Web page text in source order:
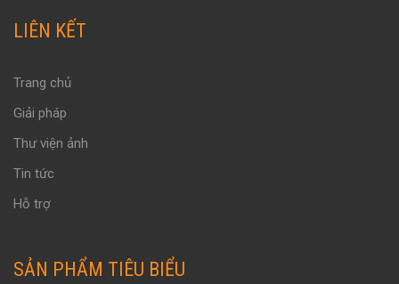
LIÊN KẾT
Trang chủ
Giải pháp
Thư viện ảnh
Tin tức
Hỗ trợ
SẢN PHẨM TIÊU BIỂU